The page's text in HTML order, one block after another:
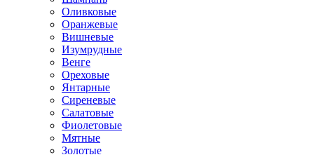
Оливковые
Оранжевые
Вишневые
Изумрудные
Венге
Ореховые
Янтарные
Сиреневые
Салатовые
Фиолетовые
Мятные
Золотые